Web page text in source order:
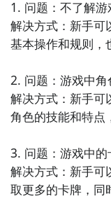
连
点击
智能
点击这
1. 问题：不了解游
解决方式：新手可
基本操作和规则，
2. 问题：游戏中角
解决方式：新手可
角色的技能和特点
3. 问题：游戏中的
解决方式：新手可
取更多的卡牌，同